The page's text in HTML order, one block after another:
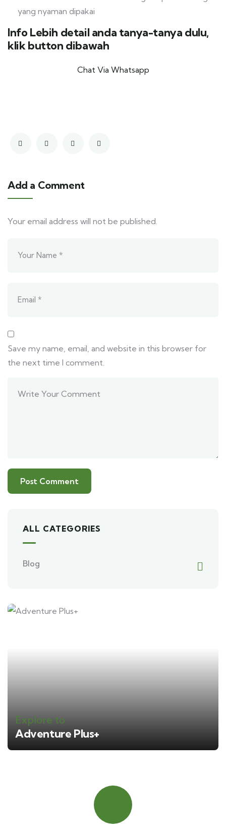
yang nyaman dipakai
Info Lebih detail anda tanya-tanya dulu,
klik button dibawah
Chat Via Whatsapp
Add a Comment
Your email address will not be published.
Save my name, email, and website in this browser for
the next time I comment.
ALL CATEGORIES
Blog
Explore to
Adventure Plus+